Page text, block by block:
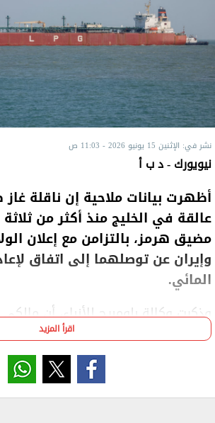
نشر في: الإثنين 15 يونيو 2026 - 11:03 ص
نيويورك - د ب أ
أظهرت بيانات ملاحية إن ناقلة
عالقة في الخليج منذ أكثر من
مضيق هرمز، بالتزامن مع إعلان
وإيران عن توصلهما إلى اتفاق
المائي.
وذكرت وكالة بلومبرج للأنباء، أن
على استيعاب الأخبار ومحاولة فهم
الذي قد لا يكون متاحا لعدة أيام -
حركة الملاحة في الممر وحوله في
صباح اليوم الاثنين، في حين تتجه
اقرأ المزيد